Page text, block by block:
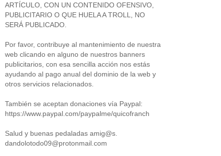
ARTÍCULO, CON UN CONTENIDO OFENSIVO,
PUBLICITARIO O QUE HUELA A TROLL, NO
SERÁ PUBLICADO.
Por favor, contribuye al mantenimiento de nuestra
web clicando en alguno de nuestros banners
publicitarios, con esa sencilla acción nos estás
ayudando al pago anual del dominio de la web y
otros servicios relacionados.
También se aceptan donaciones vía Paypal:
https://www.paypal.com/paypalme/quicofranch
Salud y buenas pedaladas amig@s.
dandolotodo09@protonmail.com